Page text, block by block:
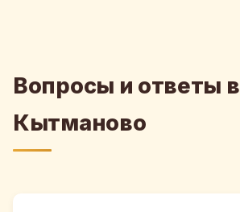
Вопросы и ответы в
Кытманово